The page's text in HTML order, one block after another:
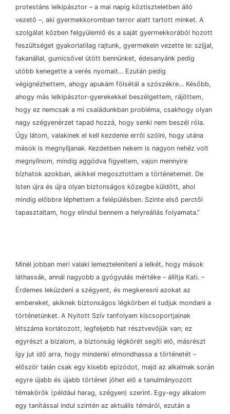
protestáns lelkipásztor –a mai napig köztiszteletben álló
vezető –, aki gyermekkoromban terror alatt tartott minket. A
szolgálat közben felgyülemlő és a saját gyermekkorából hozott
feszültséget gyakorlatilag rajtunk, gyermekein vezette le: szíjjal,
fakanállal, gumicsővel ütött bennünket, édesanyánk pedig
utóbb kenegette a verés nyomait… Ezután pedig
végignézhettem, ahogy apukám fölsétál a szószékre… Később,
ahogy más lelkipásztor-gyerekekkel beszélgettem, rájöttem,
hogy ez nemcsak a mi családunkban probléma, csakhogy olyan
nagy szégyenérzet tapad hozzá, hogy senki nem beszél róla.
Úgy látom, valakinek el kell kezdenie erről szólni, hogy utána
mások is megnyíljanak. Kezdetben nekem is nagyon nehéz volt
megnyílnom, mindig aggódva figyeltem, vajon mennyire
bízhatok azokban, akikkel megosztottam a történetemet. De
Isten újra és újra olyan biztonságos közegbe küldött, ahol
mindig előbbre léphettem a felépülésben. Szinte első perctől
tapasztaltam, hogy elindul bennem a helyreállás folyamata.”
Minél jobban meri valaki lemezteleníteni a lelkét, hogy mások
láthassák, annál nagyobb a gyógyulás mértéke –állítja Kati. –
Érdemes leküzdeni a szégyent, és megkeresni azokat az
embereket, akiknek biztonságos légkörben el tudjuk mondani a
történetünket. A Nyitott Szív tanfolyam kiscsoportjainak
létszáma korlátozott, legfeljebb hat résztvevőjük van; ez
egyrészt a bizalom, a biztonság légkörét segíti elő, másrészt
így jut idő arra, hogy mindenki elmondhassa a történetét –
először talán csak egy kisebb epizódot, majd az alkalmak során
egyre újabb és újabb történet jöhet elő a tanulmányozott
témakörök (például harag, szégyen) szerint. Egy-egy alkalom
egy tanítással indul szintén az aktuális témáról, ezután a